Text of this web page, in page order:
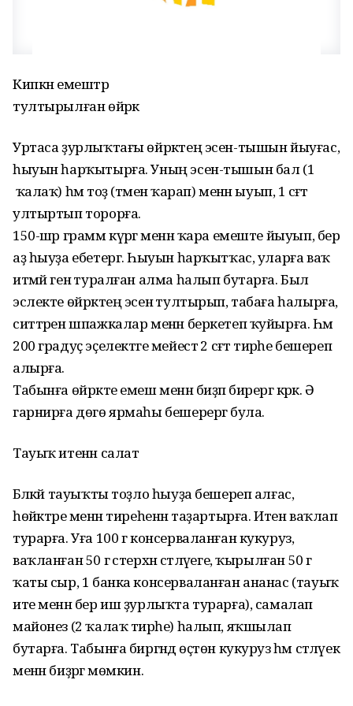
Кипкән емештәр
тултырылған өйрәк
Уртаса ҙурлыҡтағы өйрәктең эсен-тышын йыуғас,
һыуын һарҡытырға. Уның эсен-тышын бал (1
ҡалаҡ) һәм тоҙ (тәменә ҡарап) менән ыуып, 1 сәғәт
ултыртып торорға.
150-шәр грамм күрәгә менән ҡара емеште йыуып, бер
аҙ һыуҙа ебетергә. Һыуын һарҡытҡас, уларға ваҡ
итмәй генә туралған алма һалып бутарға. Был
эслекте өйрәктең эсенә тултырып, табаға һалырға,
ситтәрен шпажкалар менән беркетеп ҡуйырға. Һәм
200 градуҫ эҫелектәге мейестә 2 сәғәт тирәһе бешереп
алырға.
Табынға өйрәкте емеш менән биҙәп бирергә кәрәк. Ә
гарнирға дөгө ярмаһы бешерергә була.
Тауыҡ итенән салат
Бәләкәй тауыҡты тоҙло һыуҙа бешереп алғас,
һөйәктәре менән тиреһенән таҙартырға. Итен ваҡлап
турарға. Уға 100 г консерваланған кукуруз,
ваҡланған 50 г әстерхән сәтләүеге, ҡырылған 50 г
ҡаты сыр, 1 банка консерваланған ананас (тауыҡ
ите менән бер иш ҙурлыҡта турарға), самалап
майонез (2 ҡалаҡ тирәһе) һалып, яҡшылап
бутарға. Табынға биргәндә өҫтөн кукуруз һәм сәтләүек
менән биҙәргә мөмкин.